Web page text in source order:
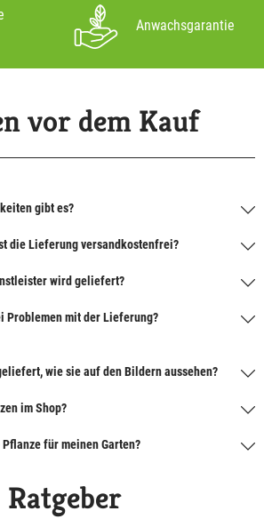
Anwachsgarantie
vor dem Kauf
gibt es?
die Lieferung versandkostenfrei?
wird geliefert?
Problemen mit der Lieferung?
wie sie auf den Bildern aussehen?
im Shop?
für meinen Garten?
Ratgeber